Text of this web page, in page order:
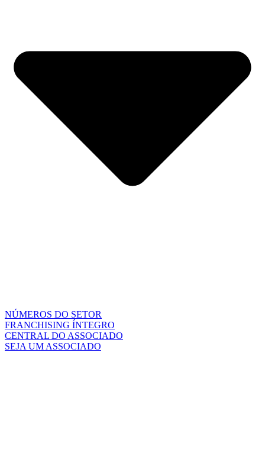
NÚMEROS DO SETOR
FRANCHISING ÍNTEGRO
CENTRAL DO ASSOCIADO
SEJA UM ASSOCIADO